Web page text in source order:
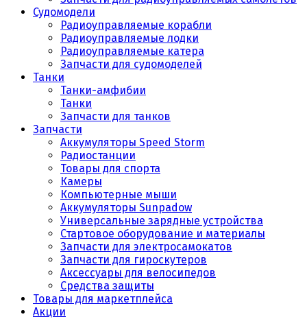
Судомодели
Радиоуправляемые корабли
Радиоуправляемые лодки
Радиоуправляемые катера
Запчасти для судомоделей
Танки
Танки-амфибии
Танки
Запчасти для танков
Запчасти
Аккумуляторы Speed Storm
Радиостанции
Товары для спорта
Камеры
Компьютерные мыши
Аккумуляторы Sunpadow
Универсальные зарядные устройства
Стартовое оборудование и материалы
Запчасти для электросамокатов
Запчасти для гироскутеров
Аксессуары для велосипедов
Средства защиты
Товары для маркетплейса
Акции